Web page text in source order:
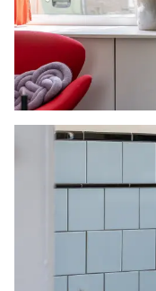
deze brochure
uitnodiging tot
onderhandeling
rechten worden
Vlietlanden NVM
informatie op
mogelijk weer te
met de grootst
samengesteld